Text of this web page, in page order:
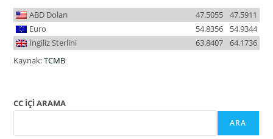
ABD Doları 47.5911
47.5055
Euro
54.9344
54.8356
İngiliz Sterlini
64.1736
63.8407
Kaynak:TCMB
CC İÇİ ARAMA
ARA